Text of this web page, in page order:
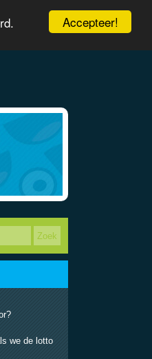
Accepteer!
we de lotto